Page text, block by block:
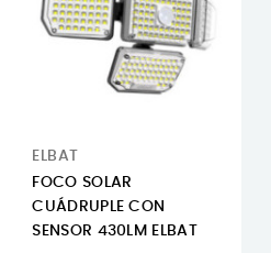
ELBAT
FOCO SOLAR
CUÁDRUPLE CON
SENSOR 430LM ELBAT